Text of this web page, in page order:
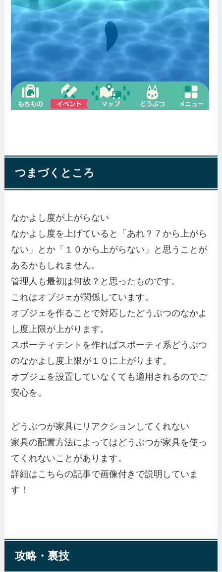
つまづくところ
なかよし度が上がらない
なかよし度を上げていると「あれ？７から上がら
ない」とか「１０から上がらない」と思うことが
あるかもしれません。
管理人も最初は何故？と思ったものです。
これはオブジェが関係しています。
オブジェを作ることで対応したどうぶつのなかよ
し度上限が上がります。
スポーティテントを作ればスポーティ系どうぶつ
のなかよし度上限が１０に上がります。
オブジェを設置していなくても適用 されるのでご
安心を。
どうぶつが家具にリアクションしてくれない
家具の配置方法によってはどうぶつが家具を使っ
てくれないことがあります。
詳細はこちらの記事で画像付きで説明していま
す！
攻略・裏技